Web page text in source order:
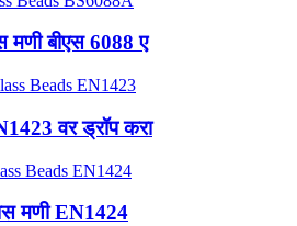
मणी बीएस 6088 ए
वर ड्रॉप करा
मणी EN1424